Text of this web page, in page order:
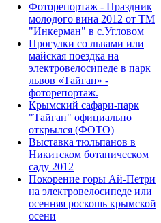
Фоторепортаж - Праздник
молодого вина 2012 от ТМ
"Инкерман" в с.Угловом
Прогулки cо львами или
майская поездка на
электровелосипеде в парк
львов «Тайган» -
фоторепортаж.
Крымский сафари-парк
"Тайган" официально
открылся (ФОТО)
Выставка тюльпанов в
Никитском ботаническом
саду 2012
Покорение горы Ай-Петри
на электровелосипеде или
осенняя роскошь крымской
осени